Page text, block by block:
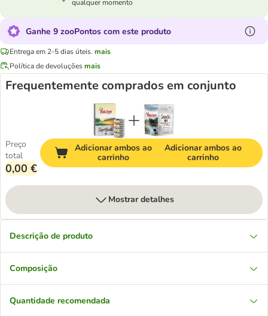
qualquer momento
Ganhe 9 zooPontos com este produto
Entrega em 2-5 dias úteis. mais
Política de devoluçõesmais
Frequentemente comprados em conjunto
Preço
total
0,00 €
Adicionar ambos ao
carrinho
Adicionar ambos ao
carrinho
Mostrar detalhes
Descrição de produto
Composição
Quantidade recomendada